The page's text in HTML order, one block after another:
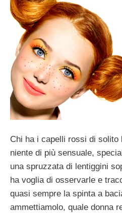
Chi ha i capelli rossi di solito
niente di più sensuale,
una spruzzata di lentiggini
ha voglia di osservarle e
quasi sempre la spinta a
ammettiamolo, quale donna